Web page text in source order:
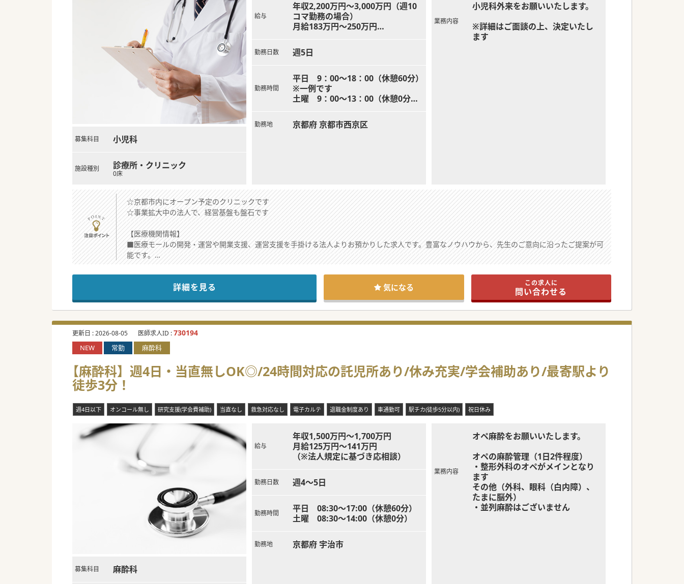
募集科目 小児科
施設種別 診療所・クリニック
0床
給与
年収2,200万円～3,000万円（週10
コマ勤務の場合）
月給183万円～250万円
決定
勤務日数 週5日
勤務時間
平日 9：00～18：00（休憩60分）
※一例です
土曜 9：00～13：00（休憩0分）
勤務地 京都府 京都市西京区
業務内容
小児科外来をお願いいたします。
※詳細はご面談の上、決定いたし
ます
☆京都市内にオープン予定のクリニックです
☆事業拡大中の法人で、経営基盤も盤石です
【医療機関情報】
■医療モールの開発・運営や開業支援、運営支援を手掛ける法人よりお預かりした求人です。豊富なノウハウから、先生のご意向に沿ったご提案が可
能です。
■この度、京都市でオープン予定の医療モールにて、管理医師を務めていただける小児科の先生を募集しておられます。
【職場環境と雰囲気】
■当法人の代表者はフットワークが軽く、バイタリティ溢れるリーダータイプのキャラクターです。代表者も積極的に面談に同席されますので、「一
度話を聞いてみたい」という先生は気軽にお問い合わせください。
■「新たなチャレンジをしてみたい」、「バリバリ働いて稼ぎたい」、「ワークライフバランスを充実させたい」等、先生が実現させたい働き方をお
聞かせください。
■最寄駅から徒歩10分程度でアクセスでき、京都駅や大阪駅からの通勤利便性も抜群です。徒歩圏内にスーパーもございますので、昼食や勤務後のお
買い物にも便利です。
【やりがい】
れている求人概要はあくまでも目安の情報です）
■スタッフの手配や院内レイアウト等間取りの決定、クリニックのロゴやHP作成等の開院準備も法人が行いますが、先生のご意向を適宜ヒアリング
しながら進めますので、先生のご意向も反映させやすい環境です。
詳細を見る 気になる この求人に
問い合わせる
更新日 :2026-08-05 医師求人ID :730194
NEW 常勤 麻酔科
【麻酔科】週4日・当直無しOK◎/24時間対応の託児所あり/休み充実/学会補助あり/最寄駅より
徒歩3分！
週4日以下 オンコール無し 研究支援(学会費補助) 当直なし 救急対応なし 電子カルテ 退職金制度あり 車通勤可 駅チカ(徒歩5分以内) 祝日休み
募集科目 麻酔科
給与
年収1,500万円～1,700万円
月給125万円～141万円
（※法人規定に基づき応相談）
勤務日数 週4～5日
勤務時間
平日 08:30～17:00（休憩60分）
土曜 08:30～14:00（休憩0分）
勤務地 京都府 宇治市
業務内容
オペ麻酔をお願いいたします。
オペの麻酔管理（1日2件程度）
・整形外科のオペがメインとなり
ます
その他（外科、眼科（白内障）、
たまに脳外）
・並列麻酔はございません